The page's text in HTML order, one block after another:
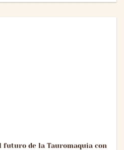
de la Tauromaquia con